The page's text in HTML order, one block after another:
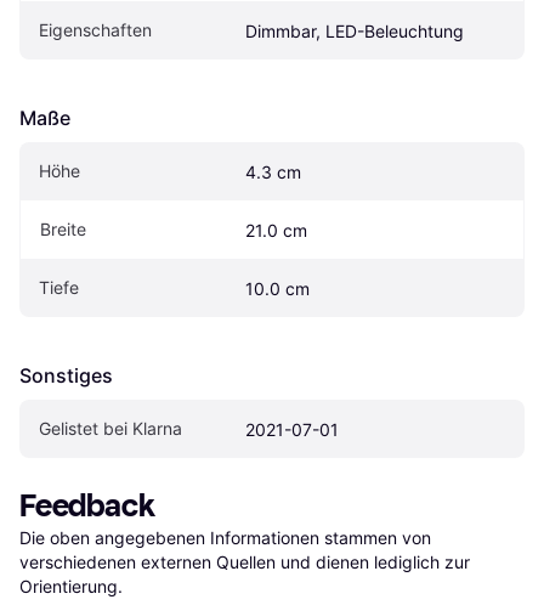
Eigenschaften Dimmbar, LED-Beleuchtung
Maße
Höhe 4.3 cm
Breite 21.0 cm
Tiefe 10.0 cm
Sonstiges
Gelistet bei Klarna 2021-07-01
Feedback
Die oben angegebenen Informationen stammen von
verschiedenen externen Quellen und dienen lediglich zur
Orientierung.